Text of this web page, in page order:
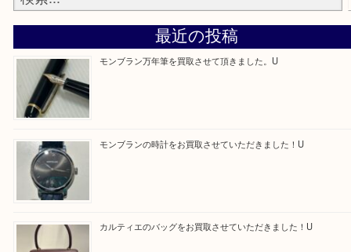
買取専門店「大吉 アル・プラザ京田辺店」に依頼してよかったと
るよう一点一点を丁寧に査定いたします！
Facebook
Twitter